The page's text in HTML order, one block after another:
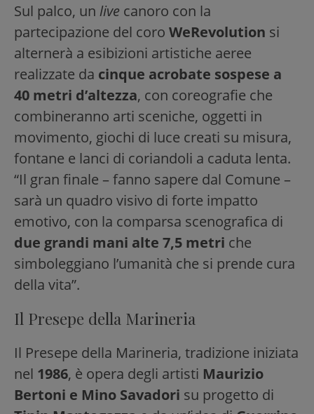
Sul palco, un live canoro con la
partecipazione del coro WeRevolution si
alternerà a esibizioni artistiche aeree
realizzate da cinque acrobate sospese a
40 metri d’altezza, con coreografie che
combineranno arti sceniche, oggetti in
movimento, giochi di luce creati su misura,
fontane e lanci di coriandoli a caduta lenta.
“Il gran finale – fanno sapere dal Comune –
sarà un quadro visivo di forte impatto
emotivo, con la comparsa scenografica di
due grandi mani alte 7,5 metri che
simboleggiano l’umanità che si prende cura
della vita”.
Il Presepe della Marineria
Il Presepe della Marineria, tradizione iniziata
nel 1986, è opera degli artisti Maurizio
Bertoni e Mino Savadori su progetto di